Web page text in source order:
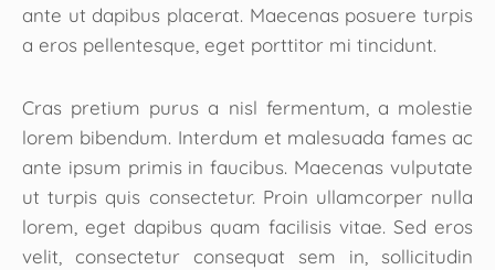
ante ut dapibus placerat. Maecenas posuere turpis
a eros pellentesque, eget porttitor mi tincidunt.
Cras pretium purus a nisl fermentum, a molestie
lorem bibendum. Interdum et malesuada fames ac
ante ipsum primis in faucibus. Maecenas vulputate
ut turpis quis consectetur. Proin ullamcorper nulla
lorem, eget dapibus quam facilisis vitae. Sed eros
velit, consectetur consequat sem in, sollicitudin